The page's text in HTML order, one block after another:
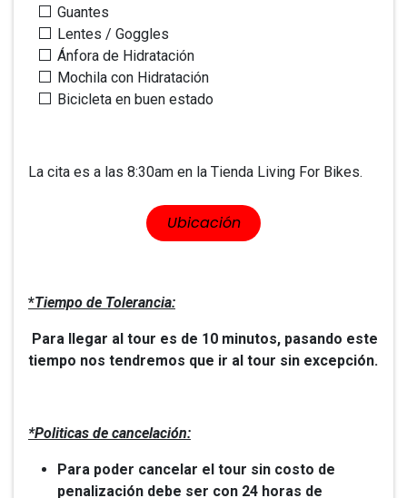
Guantes
Lentes / Goggles
Ánfora de Hidratación
Mochila con Hidratación
Bicicleta en buen estado
La cita es a las 8:30am en la Tienda Living For Bikes.
​​Ubicación
*Tiempo de Tolerancia:
Para llegar al tour es de 10 minutos, pasando este
tiempo nos tendremos que ir al tour sin excepción.
*Politicas de cancelación:
Para poder cancelar el tour sin costo de
penalización debe ser con 24 horas de